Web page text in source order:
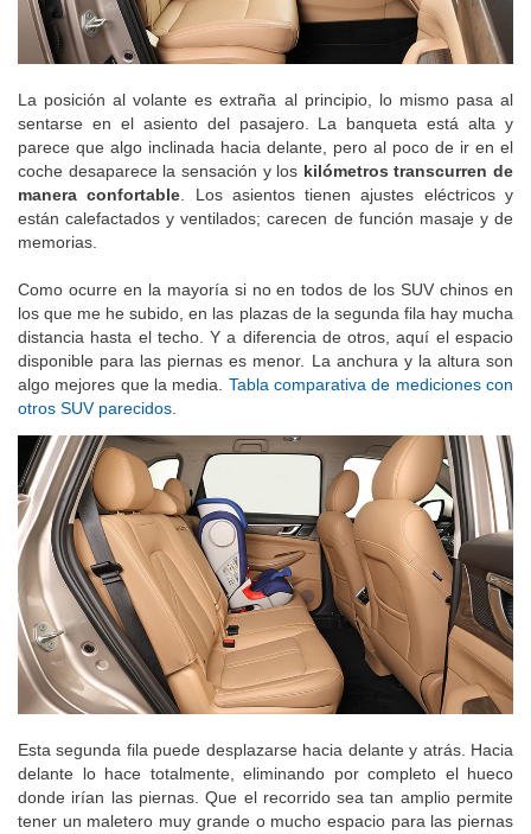
La posición al volante es extraña al principio, lo mismo pasa al
sentarse en el asiento del pasajero. La banqueta está alta y
parece que algo inclinada hacia delante, pero al poco de ir en el
coche desaparece la sensación y los kilómetros transcurren de
manera confortable. Los asientos tienen ajustes eléctricos y
están calefactados y ventilados; carecen de función masaje y de
memorias.
Como ocurre en la mayoría si no en todos de los SUV chinos en
los que me he subido, en las plazas de la segunda fila hay mucha
distancia hasta el techo. Y a diferencia de otros, aquí el espacio
disponible para las piernas es menor. La anchura y la altura son
algo mejores que la media. Tabla comparativa de mediciones con
otros SUV parecidos.
Esta segunda fila puede desplazarse hacia delante y atrás. Hacia
delante lo hace totalmente, eliminando por completo el hueco
donde irían las piernas. Que el recorrido sea tan amplio permite
tener un maletero muy grande o mucho espacio para las piernas